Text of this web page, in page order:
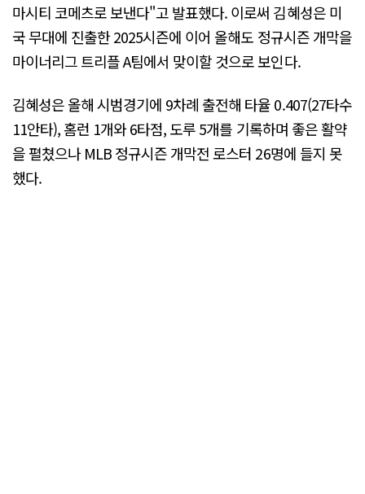
마시티 코메츠로 보낸다"고 발표했다. 이로써 김혜성은 미
국 무대에 진출한 2025시즌에 이어 올해도 정규시즌 개막을
마이너리그 트리플 A팀에서 맞이할 것으로 보인다.
김혜성은 올해 시범경기에 9차례 출전해 타율 0.407(27타수
11안타), 홈런 1개와 6타점, 도루 5개를 기록하며 좋은 활약
을 펼쳤으나 MLB 정규시즌 개막전 로스터 26명에 들지 못
했다.